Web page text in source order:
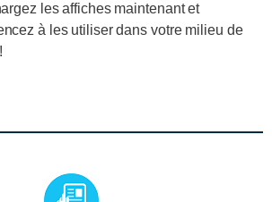
les affiches maintenant et
à les utiliser dans votre milieu de